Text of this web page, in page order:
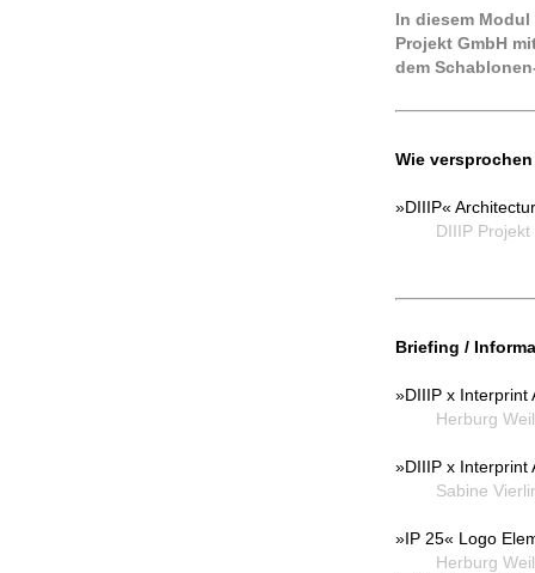
In diesem
Projekt GmbH
dem
Wie
»DIIIP«
DIIIP Projekt
Briefing /
»DIIIP x Interprint
Herburg
»DIIIP x Interprint
Sabine
»IP 25« Logo
Herburg